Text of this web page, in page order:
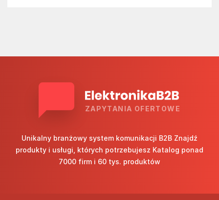
ZAPYTANIA OFERTOWE
Unikalny branżowy system komunikacji B2B Znajdź
produkty i usługi, których potrzebujesz Katalog ponad
7000 firm i 60 tys. produktów